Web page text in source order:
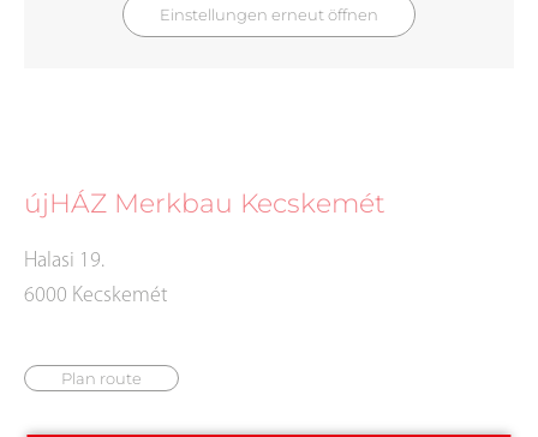
Einstellungen erneut öffnen
újHÁZ Merkbau Kecskemét
Halasi 19.
6000 Kecskemét
Plan route